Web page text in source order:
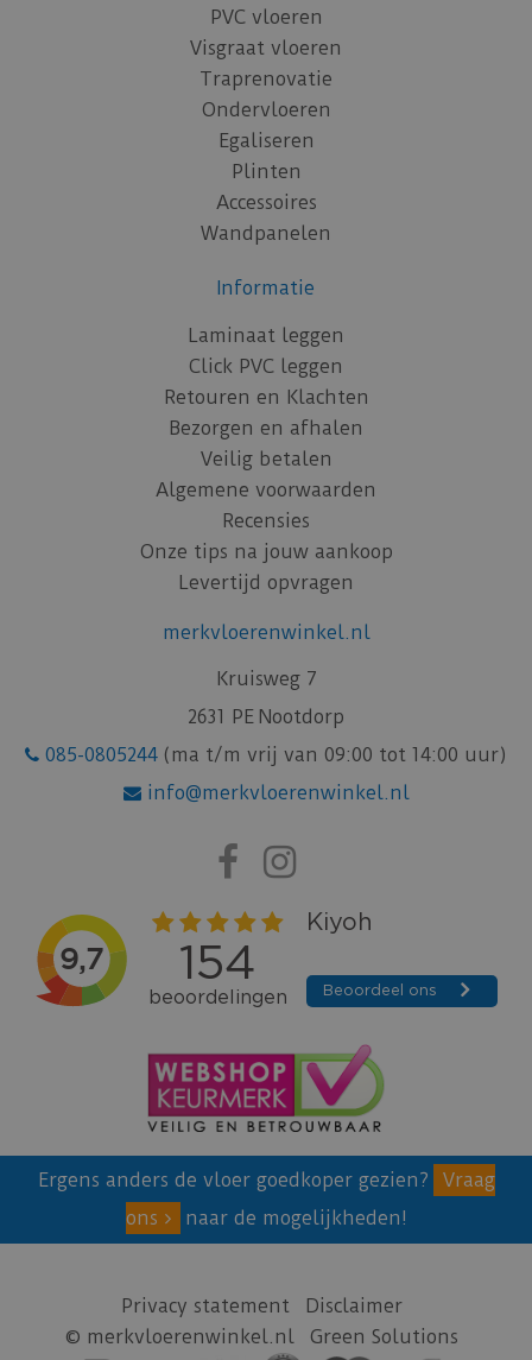
PVC vloeren
Visgraat vloeren
Traprenovatie
Ondervloeren
Egaliseren
Plinten
Accessoires
Wandpanelen
Informatie
Laminaat leggen
Click PVC leggen
Retouren en Klachten
Bezorgen en afhalen
Veilig betalen
Algemene voorwaarden
Recensies
Onze tips na jouw aankoop
Levertijd opvragen
merkvloerenwinkel.nl
Kruisweg 7
2631 PE Nootdorp
085-0805244 (ma t/m vrij van 09:00 tot 14:00 uur)
info@merkvloerenwinkel.nl
Ergens anders de vloer goedkoper gezien?
Vraag
ons
naar de mogelijkheden!
Privacy statement
Disclaimer
© merkvloerenwinkel.nl
Green Solutions